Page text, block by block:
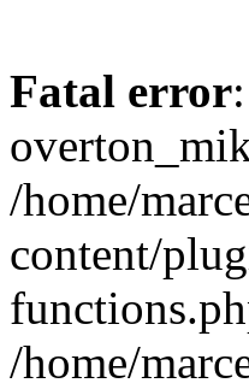
Fatal error
/home/
content/
/home/